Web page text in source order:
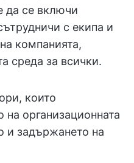
да се включи
с екипа и
компанията,
среда за всички.
които
на организационната
и задържането на